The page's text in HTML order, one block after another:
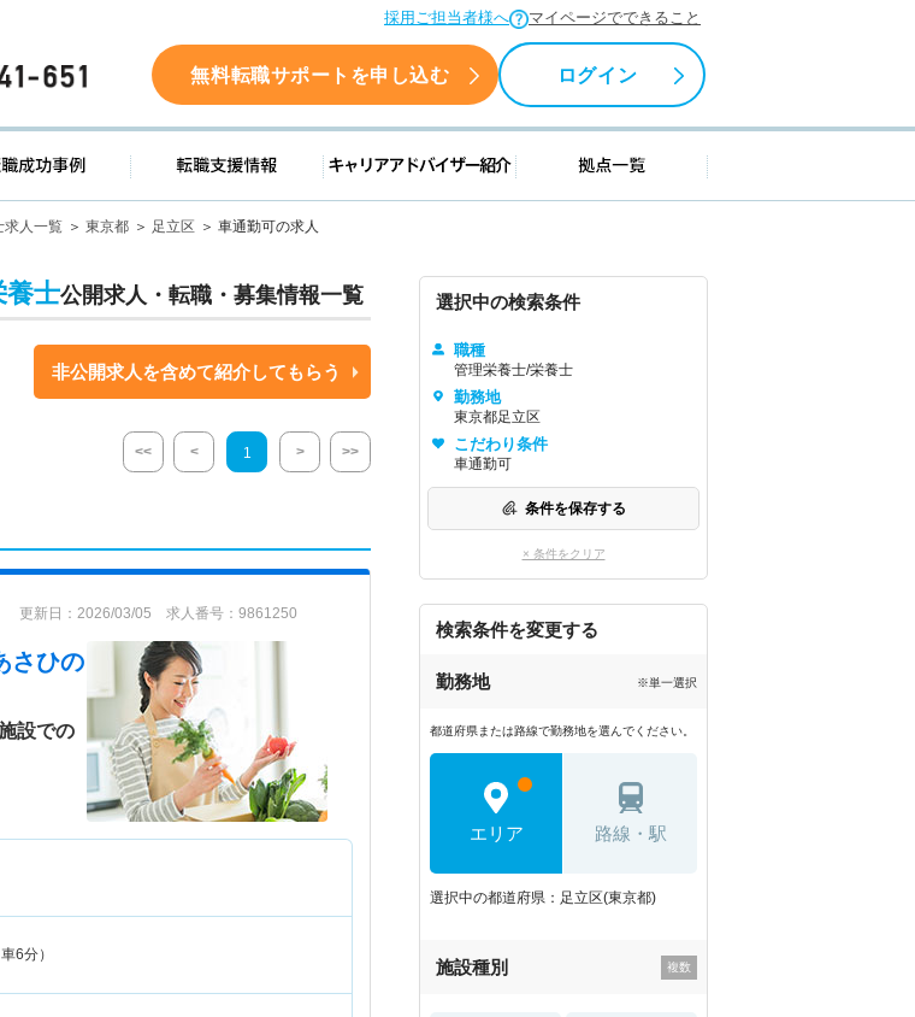
採用ご担当者様へ マイページでできること
0120-941-651 無料転職サポートを申し込む ログイン
転職成功事例 転職支援情報 キャリアアドバイザー紹介 拠点一覧
求人一覧 東京都 足立区 車通勤可の求人
養士公開求人・転職・募集情報一覧
非公開求人を含めて紹介してもらう
<< < 1 > >>
更新日：2026/03/05 求人番号：9861250
さひの
設での
6分）
選択中の検索条件
職種
管理栄養士/栄養士
勤務地
東京都足立区
こだわり条件
車通勤可
条件を保存する
× 条件をクリア
検索条件を変更する
勤務地 ※単一選択
都道府県または路線で勤務地を選んでください。
エリア 路線・駅
選択中の都道府県：足立区(東京都)
施設種別